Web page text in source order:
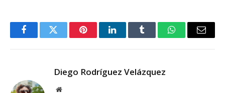
FacebookTwitter PinterestLinkedInTumblr WhatsAppEmail
Diego Rodríguez Velázquez
Website